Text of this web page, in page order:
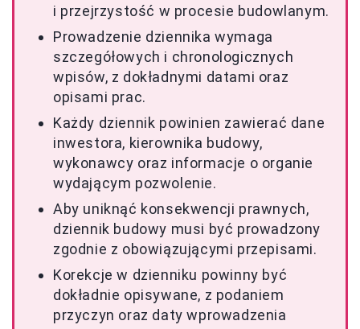
i przejrzystość w procesie budowlanym.
Prowadzenie dziennika wymaga
szczegółowych i chronologicznych
wpisów, z dokładnymi datami oraz
opisami prac.
Każdy dziennik powinien zawierać dane
inwestora, kierownika budowy,
wykonawcy oraz informacje o organie
wydającym pozwolenie.
Aby uniknąć konsekwencji prawnych,
dziennik budowy musi być prowadzony
zgodnie z obowiązującymi przepisami.
Korekcje w dzienniku powinny być
dokładnie opisywane, z podaniem
przyczyn oraz daty wprowadzenia